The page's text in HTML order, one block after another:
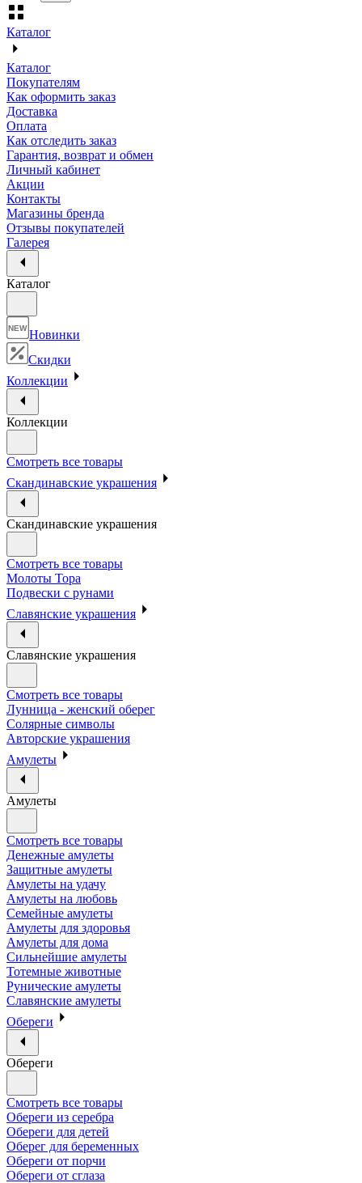
Каталог
Каталог
Покупателям
Как оформить заказ
Доставка
Оплата
Как отследить заказ
Гарантия, возврат и обмен
Личный кабинет
Акции
Контакты
Магазины бренда
Отзывы покупателей
Галерея
Каталог
NEW Новинки
Скидки
Коллекции
Коллекции
Смотреть все товары
Скандинавские украшения
Скандинавские украшения
Смотреть все товары
Молоты Тора
Подвески с рунами
Славянские украшения
Славянские украшения
Смотреть все товары
Лунница - женский оберег
Солярные символы
Авторские украшения
Амулеты
Амулеты
Смотреть все товары
Денежные амулеты
Защитные амулеты
Амулеты на удачу
Амулеты на любовь
Семейные амулеты
Амулеты для здоровья
Амулеты для дома
Сильнейшие амулеты
Тотемные животные
Рунические амулеты
Славянские амулеты
Обереги
Обереги
Смотреть все товары
Обереги из серебра
Обереги для детей
Оберег для беременных
Обереги от порчи
Обереги от сглаза